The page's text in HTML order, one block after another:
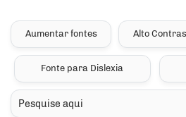
Seção de
Ir para o menu [alt+2]
Ir para a busca [alt+3]
Ir para o rodapé [alt+4]
Aumentar fontes Alto
Fonte para Dislexia
Pesquisar